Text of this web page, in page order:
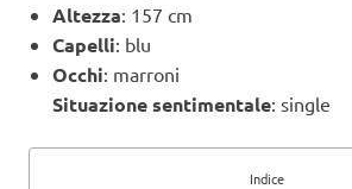
Altezza: 157 cm
Capelli: blu
Occhi: marroni
Situazione sentimentale: single
Indice